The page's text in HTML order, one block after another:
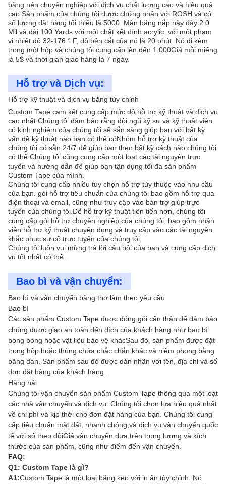
băng nén chuyên nghiệp với dịch vụ chất lượng cao và hiệu quả
cao.Sản phẩm của chúng tôi được chứng nhận với ROSH và có
số lượng đặt hàng tối thiểu là 5000. Màn băng nắp này dày 2.0
Mil và dài 100 Yards với một chất kết dính acrylic. với một phạm
vi nhiệt độ 32-176 ° F, độ bền cắt của nó là 20 phút. Nó đi kèm
trong một hộp và chúng tôi cung cấp lên đến 1,000Giá mỗi miếng
là 5$ và thời gian giao hàng là 7 ngày.
Hỗ trợ và Dịch vụ:
Hỗ trợ kỹ thuật và dịch vụ băng tùy chỉnh
Custom Tape cam kết cung cấp mức độ hỗ trợ kỹ thuật và dịch vụ
cao nhất.Chúng tôi đảm bảo rằng đội ngũ kỹ sư và kỹ thuật viên
có kinh nghiệm của chúng tôi sẽ sẵn sàng giúp bạn với bất kỳ
vấn đề kỹ thuật nào bạn có thể cóNhóm hỗ trợ kỹ thuật của
chúng tôi có sẵn 24/7 để giúp bạn theo bất kỳ cách nào chúng tôi
có thể.Chúng tôi cũng cung cấp một loạt các tài nguyên trực
tuyến và hướng dẫn để giúp bạn tận dụng tối đa sản phẩm
Custom Tape của mình.
Chúng tôi cung cấp nhiều tùy chọn hỗ trợ tùy thuộc vào nhu cầu
của bạn. gói hỗ trợ tiêu chuẩn của chúng tôi bao gồm hỗ trợ qua
điện thoại và email, cũng như truy cập vào bàn trợ giúp trực
tuyến của chúng tôi.Để hỗ trợ kỹ thuật tiên tiến hơn, chúng tôi
cung cấp gói hỗ trợ chuyên nghiệp của chúng tôi, bao gồm nhân
viên hỗ trợ kỹ thuật chuyên dụng và truy cập vào các tài nguyên
khắc phục sự cố trực tuyến của chúng tôi.
Chúng tôi luôn vui mừng trả lời câu hỏi của bạn và cung cấp dịch
vụ tốt nhất có thể.
Bao bì và vận chuyển:
Bao bì và vận chuyển băng thợ làm theo yêu cầu
Bao bì
Các sản phẩm Custom Tape được đóng gói cẩn thận để đảm bảo
chúng được giao an toàn đến đích của khách hàng.như bao bì
bong bóng hoặc vật liệu bảo vệ khácSau đó, sản phẩm được đặt
trong hộp hoặc thùng chứa chắc chắn khác và niêm phong bằng
băng dán. Sản phẩm sau đó được dán nhãn với tên, địa chỉ và số
đơn đặt hàng của khách hàng.
Hàng hải
Chúng tôi vận chuyển sản phẩm Custom Tape thông qua một loạt
các nhà vận chuyển và dịch vụ. Chúng tôi chọn lựa hiệu quả nhất
về chi phí và kịp thời cho đơn đặt hàng của bạn. Chúng tôi cung
cấp tiêu chuẩn mặt đất, nhanh chóng,và dịch vụ vận chuyển quốc
tế với số theo dõiGiá vận chuyển dựa trên trọng lượng và kích
thước của sản phẩm, cũng như điểm đến vận chuyển.
FAQ:
Q1: Custom Tape là gì?
A1:Custom Tape là một loại băng keo với in ấn tùy chỉnh. Nó